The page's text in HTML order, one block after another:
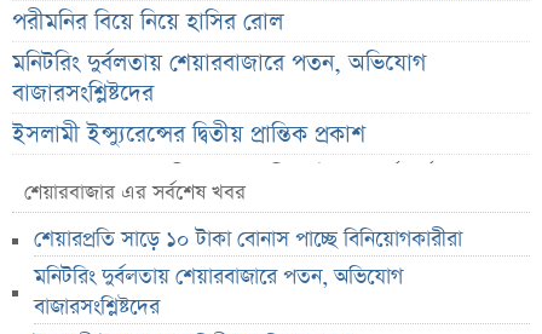
পরীমনির বিয়ে নিয়ে হাসির রোল
মনিটরিং দুর্বলতায় শেয়ারবাজারে পতন, অভিযোগ
বাজারসংশ্লিষ্টদের
ইসলামী ইন্স্যুরেন্সের দ্বিতীয় প্রান্তিক প্রকাশ
শেয়ার দাম অস্বাভাবিক বাড়ায় ডিএসইর সতর্কবার্তা
সুদ ছাড়াই ৫ হাজার টাকা ঋণ! বাংলাদেশ ব্যাংকের নতুন
উদ্যোগ
ওবায়দুল কাদেরের কথিত নির্দেশের কল রেকর্ড এখন
ট্রাইব্যুনালে
শেয়ারবাজার এর সর্বশেষ খবর
শেয়ারপ্রতি সাড়ে ১০ টাকা বোনাস পাচ্ছে বিনিয়োগকারীরা
মনিটরিং দুর্বলতায় শেয়ারবাজারে পতন, অভিযোগ
বাজারসংশ্লিষ্টদের